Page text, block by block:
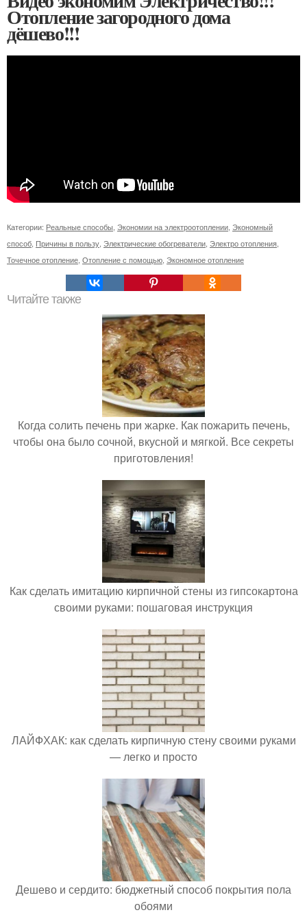
Отопление загородного дома
дёшево!!!
Категории: Реальные способы Экономии на электроотоплении Экономный
способ Причины в пользу Электрические обогреватели Электро отопления
Точечное отопление Отопление с помощью Экономное отопление
Читайте также
Когда солить печень при жарке. Как пожарить печень,
чтобы она было сочной, вкусной и мягкой. Все секреты
приготовления!
Как сделать имитацию кирпичной стены из гипсокартона
своими руками: пошаговая инструкция
ЛАЙФХАК: как сделать кирпичную стену своими руками
— легко и просто
Дешево и сердито: бюджетный способ покрытия пола
обоями